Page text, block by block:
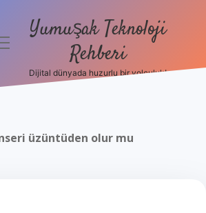
Yumuşak Teknoloji
Rehberi
Dijital dünyada huzurlu bir yolculuk!
üzüntüden olur mu